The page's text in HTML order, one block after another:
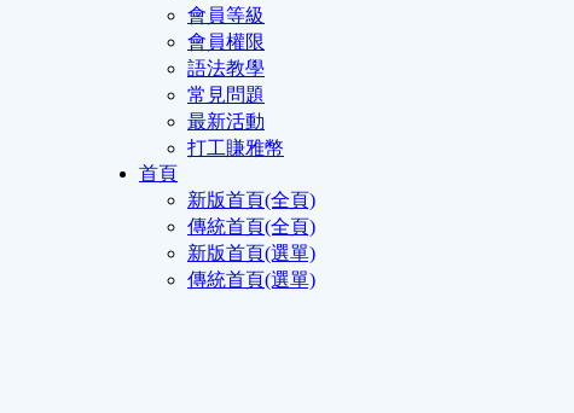
會員等級
會員權限
語法教學
常見問題
最新活動
打工賺雅幣
首頁
新版首頁(全頁)
傳統首頁(全頁)
新版首頁(選單)
傳統首頁(選單)